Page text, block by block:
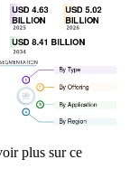
plus sur ce